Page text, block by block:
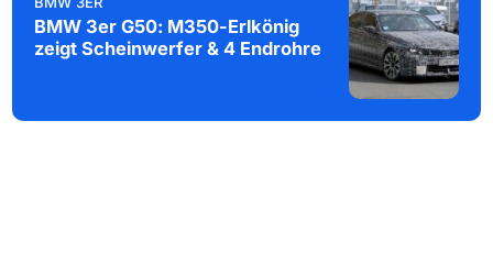
BMW 3er G50: M350-Erlkönig
zeigt Scheinwerfer & 4 Endrohre